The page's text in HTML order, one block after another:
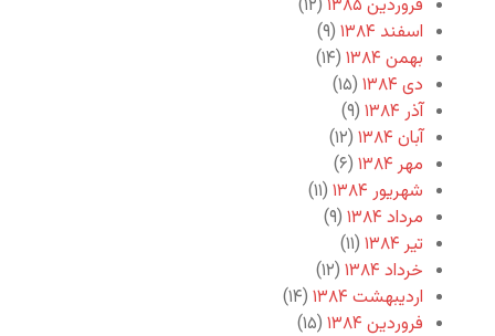
فروردین ۱۳۸۵
(۱۲)
اسفند ۱۳۸۴
(۹)
بهمن ۱۳۸۴
(۱۴)
دی ۱۳۸۴
(۱۵)
آذر ۱۳۸۴
(۹)
آبان ۱۳۸۴
(۱۲)
مهر ۱۳۸۴
(۶)
شهریور ۱۳۸۴
(۱۱)
مرداد ۱۳۸۴
(۹)
تیر ۱۳۸۴
(۱۱)
خرداد ۱۳۸۴
(۱۲)
اردیبهشت ۱۳۸۴
(۱۴)
فروردین ۱۳۸۴
(۱۵)